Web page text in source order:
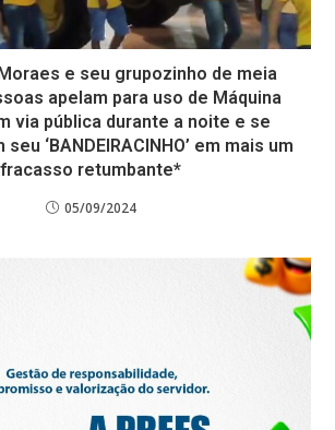
e seu grupozinho de meia
apelam para uso de Máquina
via pública durante a noite e se
‘BANDEIRACINHO’ em mais um
fracasso retumbante*
05/09/2024